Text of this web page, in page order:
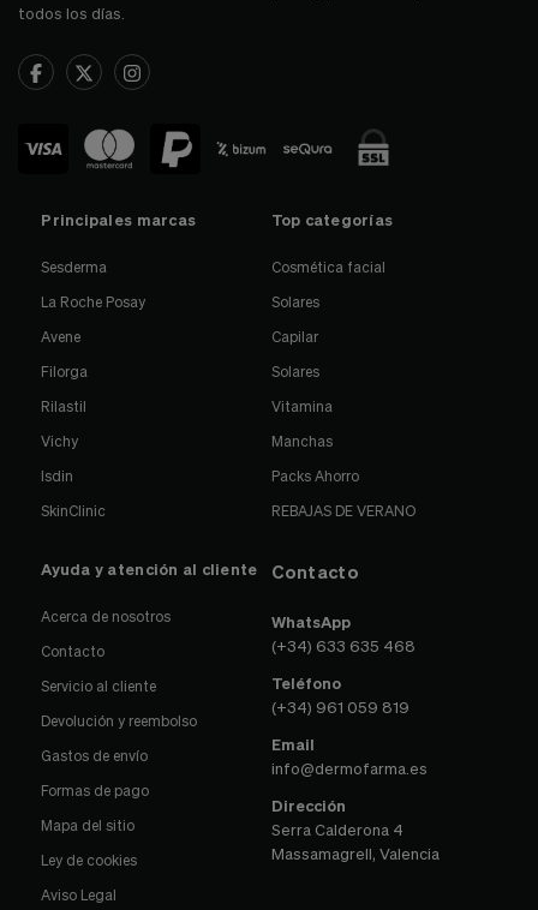
todos los días.
Principales marcas
Sesderma
La Roche Posay
Avene
Filorga
Rilastil
Vichy
Isdin
SkinClinic
Top categorías
Cosmética facial
Solares
Capilar
Solares
Vitamina
Manchas
Packs Ahorro
REBAJAS DE VERANO
Ayuda y atención al cliente
Acerca de nosotros
Contacto
Servicio al cliente
Devolución y reembolso
Gastos de envío
Formas de pago
Mapa del sitio
Ley de cookies
Aviso Legal
Contacto
WhatsApp
(+34) 633 635 468
Teléfono
(+34) 961 059 819
Email
info@dermofarma.es
Dirección
Serra Calderona 4
Massamagrell, Valencia